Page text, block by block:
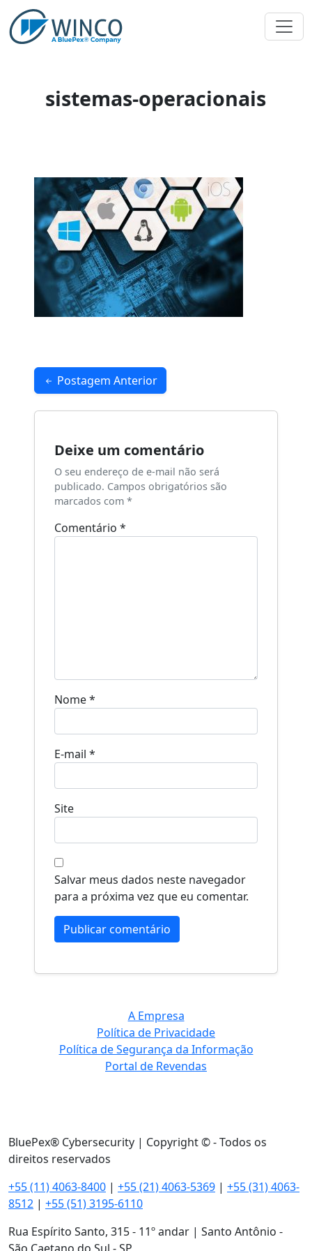
Pular
para
sistemas-operacionais
Navegação
de
Post
Postagem Anterior
Deixe um comentário
O seu endereço de e-mail não será
publicado. Campos obrigatórios são
marcados com*
Comentário*
Nome*
E-mail*
Site
Salvar meus dados neste navegador
para a próxima vez que eu comentar.
A Empresa
Política de Privacidade
Política de Segurança da Informação
Portal de Revendas
BluePex® Cybersecurity | Copyright © - Todos os
direitos reservados
+55 (11) 4063-8400 | +55 (21) 4063-5369 | +55 (31) 4063-
8512 | +55 (51) 3195-6110
Rua Espírito Santo, 315 - 11º andar | Santo Antônio -